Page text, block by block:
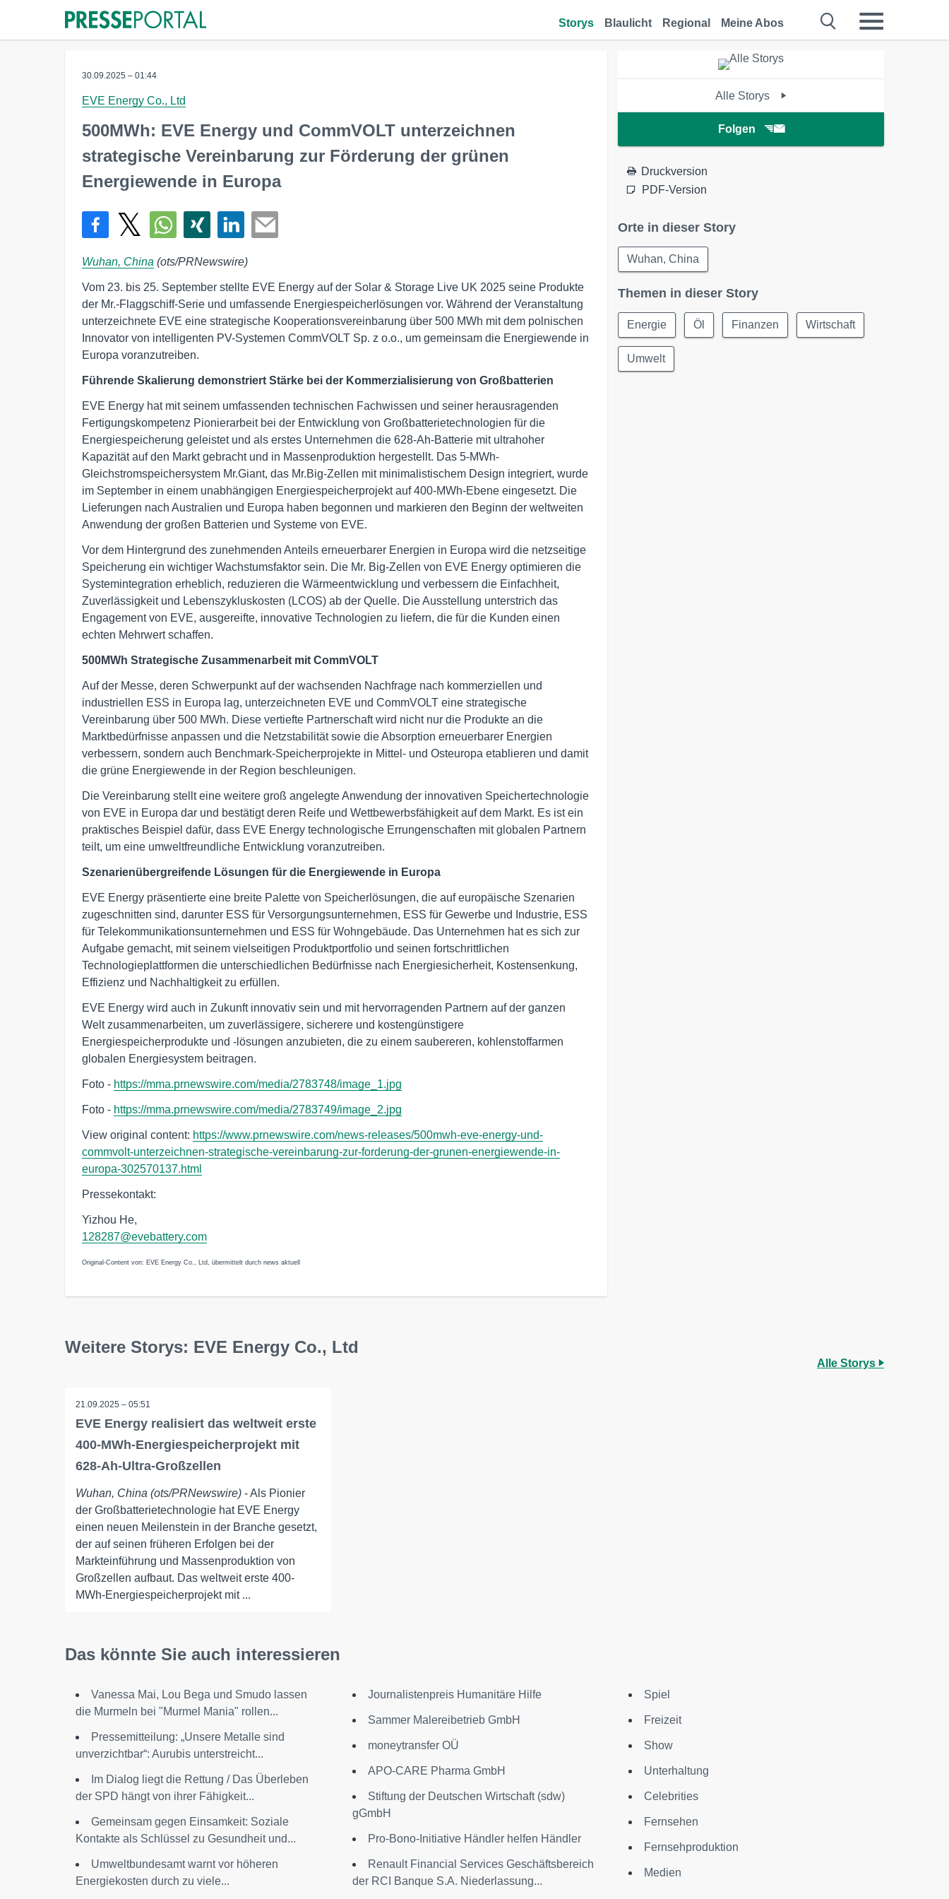
Storys Blaulicht Regional Meine Abos
30.09.2025 – 01:44
EVE Energy Co., Ltd
500MWh: EVE Energy und CommVOLT unterzeichnen
strategische Vereinbarung zur Förderung der grünen
Energiewende in Europa
Wuhan, China (ots/PRNewswire)
Vom 23. bis 25. September stellte EVE Energy auf der Solar & Storage Live UK 2025 seine Produkte
der Mr.-Flaggschiff-Serie und umfassende Energiespeicherlösungen vor. Während der Veranstaltung
unterzeichnete EVE eine strategische Kooperationsvereinbarung über 500 MWh mit dem polnischen
Innovator von intelligenten PV-Systemen CommVOLT Sp. z o.o., um gemeinsam die Energiewende in
Europa voranzutreiben.
Führende Skalierung demonstriert Stärke bei der Kommerzialisierung von Großbatterien
EVE Energy hat mit seinem umfassenden technischen Fachwissen und seiner herausragenden
Fertigungskompetenz Pionierarbeit bei der Entwicklung von Großbatterietechnologien für die
Energiespeicherung geleistet und als erstes Unternehmen die 628-Ah-Batterie mit ultrahoher
Kapazität auf den Markt gebracht und in Massenproduktion hergestellt. Das 5-MWh-
Gleichstromspeichersystem Mr.Giant, das Mr.Big-Zellen mit minimalistischem Design integriert, wurde
im September in einem unabhängigen Energiespeicherprojekt auf 400-MWh-Ebene eingesetzt. Die
Lieferungen nach Australien und Europa haben begonnen und markieren den Beginn der weltweiten
Anwendung der großen Batterien und Systeme von EVE.
Vor dem Hintergrund des zunehmenden Anteils erneuerbarer Energien in Europa wird die netzseitige
Speicherung ein wichtiger Wachstumsfaktor sein. Die Mr. Big-Zellen von EVE Energy optimieren die
Systemintegration erheblich, reduzieren die Wärmeentwicklung und verbessern die Einfachheit,
Zuverlässigkeit und Lebenszykluskosten (LCOS) ab der Quelle. Die Ausstellung unterstrich das
Engagement von EVE, ausgereifte, innovative Technologien zu liefern, die für die Kunden einen
echten Mehrwert schaffen.
500MWh Strategische Zusammenarbeit mit CommVOLT
Auf der Messe, deren Schwerpunkt auf der wachsenden Nachfrage nach kommerziellen und
industriellen ESS in Europa lag, unterzeichneten EVE und CommVOLT eine strategische
Vereinbarung über 500 MWh. Diese vertiefte Partnerschaft wird nicht nur die Produkte an die
Marktbedürfnisse anpassen und die Netzstabilität sowie die Absorption erneuerbarer Energien
verbessern, sondern auch Benchmark-Speicherprojekte in Mittel- und Osteuropa etablieren und damit
die grüne Energiewende in der Region beschleunigen.
Die Vereinbarung stellt eine weitere groß angelegte Anwendung der innovativen Speichertechnologie
von EVE in Europa dar und bestätigt deren Reife und Wettbewerbsfähigkeit auf dem Markt. Es ist ein
praktisches Beispiel dafür, dass EVE Energy technologische Errungenschaften mit globalen Partnern
teilt, um eine umweltfreundliche Entwicklung voranzutreiben.
Szenarienübergreifende Lösungen für die Energiewende in Europa
EVE Energy präsentierte eine breite Palette von Speicherlösungen, die auf europäische Szenarien
zugeschnitten sind, darunter ESS für Versorgungsunternehmen, ESS für Gewerbe und Industrie, ESS
für Telekommunikationsunternehmen und ESS für Wohngebäude. Das Unternehmen hat es sich zur
Aufgabe gemacht, mit seinem vielseitigen Produktportfolio und seinen fortschrittlichen
Technologieplattformen die unterschiedlichen Bedürfnisse nach Energiesicherheit, Kostensenkung,
Effizienz und Nachhaltigkeit zu erfüllen.
EVE Energy wird auch in Zukunft innovativ sein und mit hervorragenden Partnern auf der ganzen
Welt zusammenarbeiten, um zuverlässigere, sicherere und kostengünstigere
Energiespeicherprodukte und -lösungen anzubieten, die zu einem saubereren, kohlenstoffarmen
globalen Energiesystem beitragen.
Foto - https://mma.prnewswire.com/media/2783748/image_1.jpg
Foto - https://mma.prnewswire.com/media/2783749/image_2.jpg
View original content: https://www.prnewswire.com/news-releases/500mwh-eve-energy-und-
commvolt-unterzeichnen-strategische-vereinbarung-zur-forderung-der-grunen-energiewende-in-
europa-302570137.html
Pressekontakt:
Yizhou He,
128287@evebattery.com
Original-Content von: EVE Energy Co., Ltd, übermittelt durch news aktuell
Alle Storys
Folgen
Druckversion
PDF-Version
Orte in dieser Story
Wuhan, China
Themen in dieser Story
Energie Öl Finanzen Wirtschaft
Umwelt
Weitere Storys: EVE Energy Co., Ltd
Alle Storys
21.09.2025 – 05:51
EVE Energy realisiert das weltweit erste
400-MWh-Energiespeicherprojekt mit
628-Ah-Ultra-Großzellen
Wuhan, China (ots/PRNewswire) - Als Pionier
der Großbatterietechnologie hat EVE Energy
einen neuen Meilenstein in der Branche gesetzt,
der auf seinen früheren Erfolgen bei der
Markteinführung und Massenproduktion von
Großzellen aufbaut. Das weltweit erste 400-
MWh-Energiespeicherprojekt mit ...
Das könnte Sie auch interessieren
Vanessa Mai, Lou Bega und Smudo lassen
die Murmeln bei "Murmel Mania" rollen...
Pressemitteilung: „Unsere Metalle sind
unverzichtbar“: Aurubis unterstreicht...
Im Dialog liegt die Rettung / Das Überleben
der SPD hängt von ihrer Fähigkeit...
Gemeinsam gegen Einsamkeit: Soziale
Kontakte als Schlüssel zu Gesundheit und...
Umweltbundesamt warnt vor höheren
Energiekosten durch zu viele...
Journalistenpreis Humanitäre Hilfe
Sammer Malereibetrieb GmbH
moneytransfer OÜ
APO-CARE Pharma GmbH
Stiftung der Deutschen Wirtschaft (sdw)
gGmbH
Pro-Bono-Initiative Händler helfen Händler
Renault Financial Services Geschäftsbereich
der RCI Banque S.A. Niederlassung...
Spiel
Freizeit
Show
Unterhaltung
Celebrities
Fernsehen
Fernsehproduktion
Medien